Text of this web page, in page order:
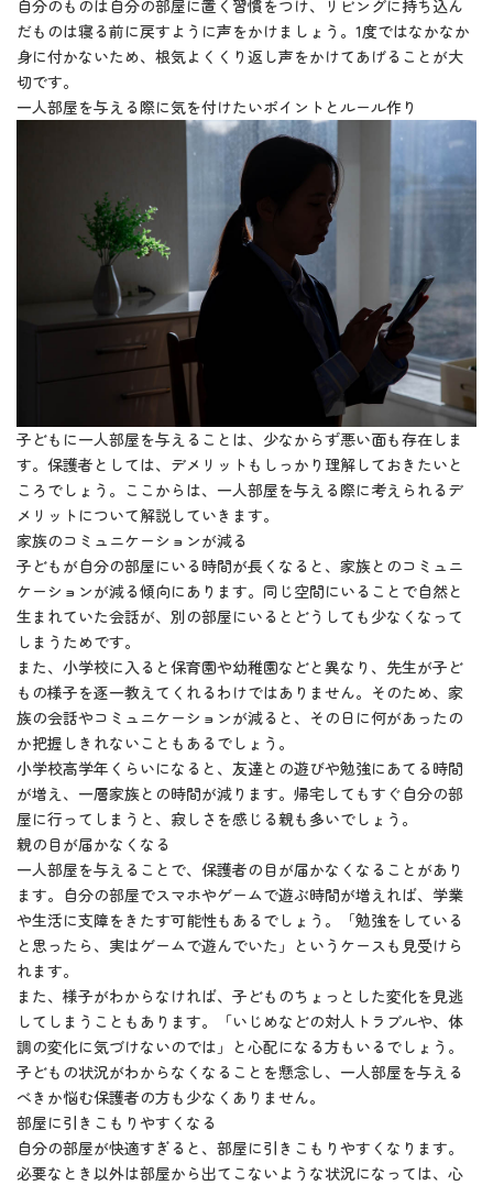
自分のものは自分の部屋に置く習慣をつけ、リビングに持ち込ん
だものは寝る前に戻すように声をかけましょう。1度ではなかなか
身に付かないため、根気よくくり返し声をかけてあげることが大
切です。
一人部屋を与える際に気を付けたいポイントとルール作り
子どもに一人部屋を与えることは、少なからず悪い面も存在しま
す。保護者としては、デメリットもしっかり理解しておきたいと
ころでしょう。ここからは、一人部屋を与える際に考えられるデ
メリットについて解説していきます。
家族のコミュニケーションが減る
子どもが自分の部屋にいる時間が長くなると、家族とのコミュニ
ケーションが減る傾向にあります。同じ空間にいることで自然と
生まれていた会話が、別の部屋にいるとどうしても少なくなって
しまうためです。
また、小学校に入ると保育園や幼稚園などと異なり、先生が子ど
もの様子を逐一教えてくれるわけではありません。そのため、家
族の会話やコミュニケーションが減ると、その日に何があったの
か把握しきれないこともあるでしょう。
小学校高学年くらいになると、友達との遊びや勉強にあてる時間
が増え、一層家族との時間が減ります。帰宅してもすぐ自分の部
屋に行ってしまうと、寂しさを感じる親も多いでしょう。
親の目が届かなくなる
一人部屋を与えることで、保護者の目が届かなくなることがあり
ます。自分の部屋でスマホやゲームで遊ぶ時間が増えれば、学業
や生活に支障をきたす可能性もあるでしょう。「勉強をしている
と思ったら、実はゲームで遊んでいた」というケースも見受けら
れます。
また、様子がわからなければ、子どものちょっとした変化を見逃
してしまうこともあります。「いじめなどの対人トラブルや、体
調の変化に気づけないのでは」と心配になる方もいるでしょう。
子どもの状況がわからなくなることを懸念し、一人部屋を与える
べきか悩む保護者の方も少なくありません。
部屋に引きこもりやすくなる
自分の部屋が快適すぎると、部屋に引きこもりやすくなります。
必要なとき以外は部屋から出てこないような状況になっては、心